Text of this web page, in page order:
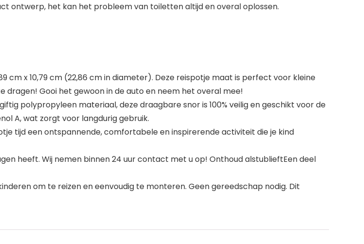
ontwerp, het kan het probleem van toiletten altijd en overal oplossen.
cm x 10,79 cm (22,86 cm in diameter). Deze reispotje maat is perfect voor kleine
dragen! Gooi het gewoon in de auto en neem het overal mee!
polypropyleen materiaal, deze draagbare snor is 100% veilig en geschikt voor de
A, wat zorgt voor langdurig gebruik.
tijd een ontspannende, comfortabele en inspirerende activiteit die je kind
heeft. Wij nemen binnen 24 uur contact met u op! Onthoud alstublieftEen deel
om te reizen en eenvoudig te monteren. Geen gereedschap nodig. Dit